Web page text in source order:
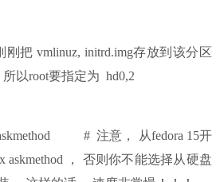
刚把 vmlinuz, initrd.img存放到该分区
所以root要指定为 hd0,2
# 注意， 从fedora 15开
， 否则你不能选择从硬盘